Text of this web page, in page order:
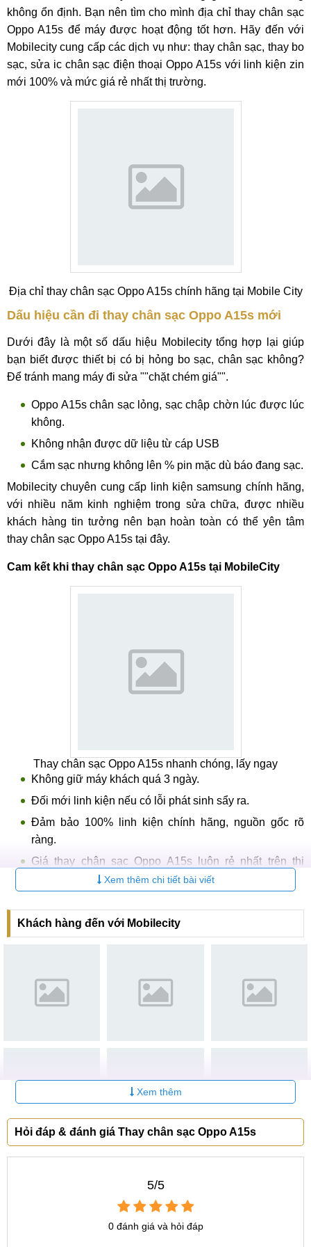
không ổn định. Bạn nên tìm cho mình địa chỉ thay chân sạc
Oppo A15s để máy được hoạt động tốt hơn. Hãy đến với
Mobilecity cung cấp các dịch vụ như: thay chân sạc, thay bo
sạc, sửa ic chân sạc điện thoại Oppo A15s với linh kiện zin
mới 100% và mức giá rẻ nhất thị trường.
Địa chỉ thay chân sạc Oppo A15s chính hãng tại Mobile City
Dấu hiệu cần đi thay chân sạc Oppo A15s mới
Dưới đây là một số dấu hiệu Mobilecity tổng hợp lại giúp
bạn biết được thiết bị có bị hỏng bo sạc, chân sạc không?
Để tránh mang máy đi sửa ""chặt chém giá"".
Oppo A15s chân sạc lỏng, sạc chập chờn lúc được lúc
không.
Không nhận được dữ liệu từ cáp USB
Cắm sạc nhưng không lên % pin mặc dù báo đang sạc.
Mobilecity chuyên cung cấp linh kiện samsung chính hãng,
với nhiều năm kinh nghiệm trong sửa chữa, được nhiều
khách hàng tin tưởng nên bạn hoàn toàn có thể yên tâm
thay chân sạc Oppo A15s tại đây.
Cam kết khi thay chân sạc Oppo A15s tại MobileCity
Thay chân sạc Oppo A15s nhanh chóng, lấy ngay
Không giữ máy khách quá 3 ngày.
Đối mới linh kiện nếu có lỗi phát sinh sẩy ra.
Đảm bảo 100% linh kiện chính hãng, nguồn gốc rõ
ràng.
Giá thay chân sạc Oppo A15s luôn rẻ nhất trên thị
Hệ thống sửa chữa điện thoại di động
CN 1:120 Thái Hà, Q. Đống Đa
Hotline:
Tại TP Hồ Chí Minh
602 Lê Hồng Phong, Quận 10
097.3333.602
Xem thêm chi tiết bài viết
Khách hàng đến với Mobilecity
Xem thêm
Hỏi đáp & đánh giá Thay chân sạc Oppo A15s
5/5
0 đánh giá và hỏi đáp